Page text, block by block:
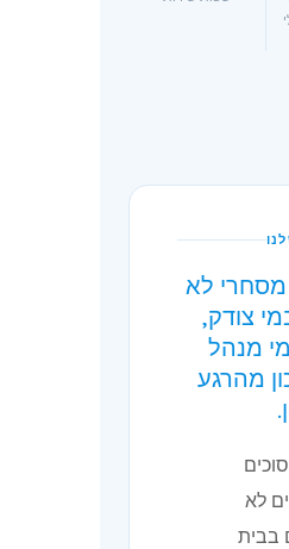
לא
צודק,
מנהל
מהרגע
לא
בבית